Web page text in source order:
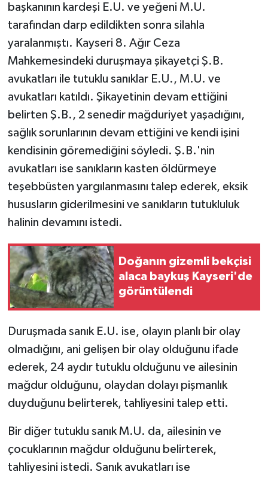
başkanının kardeşi E.U. ve yeğeni M.U.
tarafından darp edildikten sonra silahla
yaralanmıştı. Kayseri 8. Ağır Ceza
Mahkemesindeki duruşmaya şikayetçi Ş.B.
avukatları ile tutuklu sanıklar E.U., M.U. ve
avukatları katıldı. Şikayetinin devam ettiğini
belirten Ş.B., 2 senedir mağduriyet yaşadığını,
sağlık sorunlarının devam ettiğini ve kendi işini
kendisinin göremediğini söyledi. Ş.B.'nin
avukatları ise sanıkların kasten öldürmeye
teşebbüsten yargılanmasını talep ederek, eksik
hususların giderilmesini ve sanıkların tutukluluk
halinin devamını istedi.
Doğanın gizemli bekçisi
alaca baykuş Kayseri'de
görüntülendi
Duruşmada sanık E.U. ise, olayın planlı bir olay
olmadığını, ani gelişen bir olay olduğunu ifade
ederek, 24 aydır tutuklu olduğunu ve ailesinin
mağdur olduğunu, olaydan dolayı pişmanlık
duyduğunu belirterek, tahliyesini talep etti.
Bir diğer tutuklu sanık M.U. da, ailesinin ve
çocuklarının mağdur olduğunu belirterek,
tahliyesini istedi. Sanık avukatları ise
İş Dünyası
Jandarma
KÜLTÜR SANAT
MAGAZİN
Otomobil
POLİTİKA
Sağlık
SİYASET
SPOR HABERLERİ
Turizm
ÜLKE GÜNDEMİ
YAŞAM
YEREL
Yerel Haberler